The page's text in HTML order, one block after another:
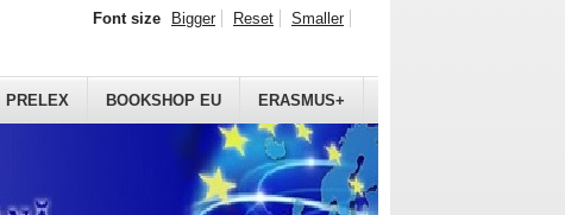
PRELEX BOOKSHOP EU ERASMUS+
Font size Bigger Reset Smaller